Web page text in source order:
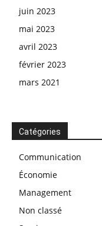
juin 2023
mai 2023
avril 2023
février 2023
mars 2021
Catégories
Communication
Économie
Management
Non classé